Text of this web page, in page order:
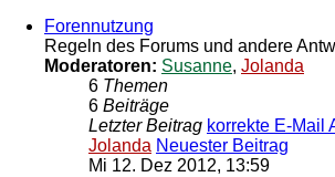
Forennutzung
Regeln des Forums und andere
Moderatoren: Susanne, Jolanda
6 Themen
6 Beiträge
Letzter Beitrag korrekte E-Mail
Jolanda Neuester Beitrag
Mi 12. Dez 2012, 13:59